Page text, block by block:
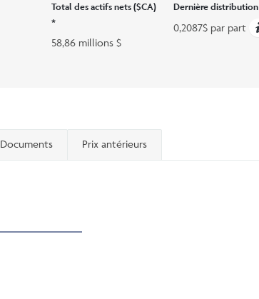
Total des actifs nets ($CA)
*
58,86 millions $
Dernière distribution
0,2087$ par part
Documents Prix antérieurs